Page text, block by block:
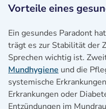
Vorteile eines
Ein gesundes Paradont
trägt es zur Stabilität der
Sprechen wichtig ist.
Mundhygiene und die
systemische
Erkrankungen oder
Entzündungen im